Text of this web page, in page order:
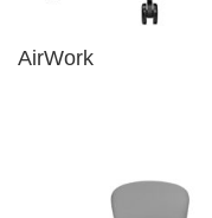
AirWork